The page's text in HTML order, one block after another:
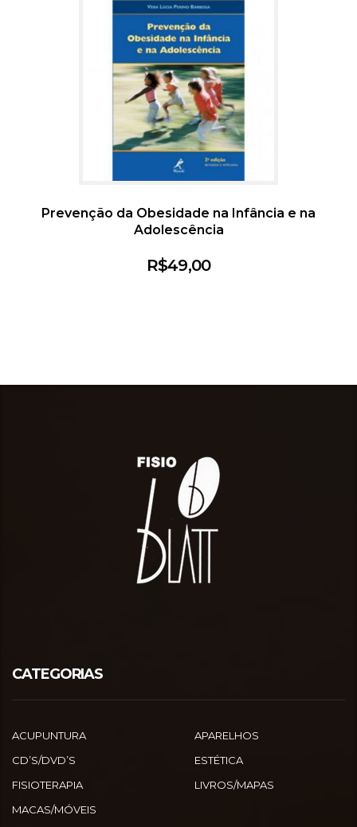
Prevenção da Obesidade na Infância e na
Adolescência
R$49,00
CATEGORIAS
ACUPUNTURA
APARELHOS
CD’S/DVD’S
ESTÉTICA
FISIOTERAPIA
LIVROS/MAPAS
MACAS/MÓVEIS